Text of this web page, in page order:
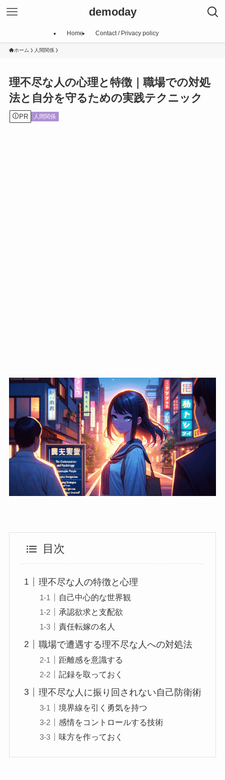
demoday
Home Contact / Privacy policy
ホーム 人間関係
理不尽な人の心理と特徴｜職場での対処
法と自分を守るための実践テクニック
PR 人間関係
目次
理不尽な人の特徴と心理
自己中心的な世界観
承認欲求と支配欲
責任転嫁の名人
職場で遭遇する理不尽な人への対処法
距離感を意識する
記録を取っておく
理不尽な人に振り回されない自己防衛術
境界線を引く勇気を持つ
感情をコントロールする技術
味方を作っておく